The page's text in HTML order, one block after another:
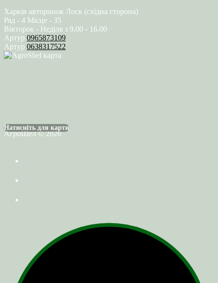
Харків авторинок Лоск (східна сторона)
Ряд - 4 Місце - 35
Вівторок - Неділя з 9.00 - 16.00
Артур 0965873109
Артур 0638317522
Натисніть для карти
АгроШел © 2026